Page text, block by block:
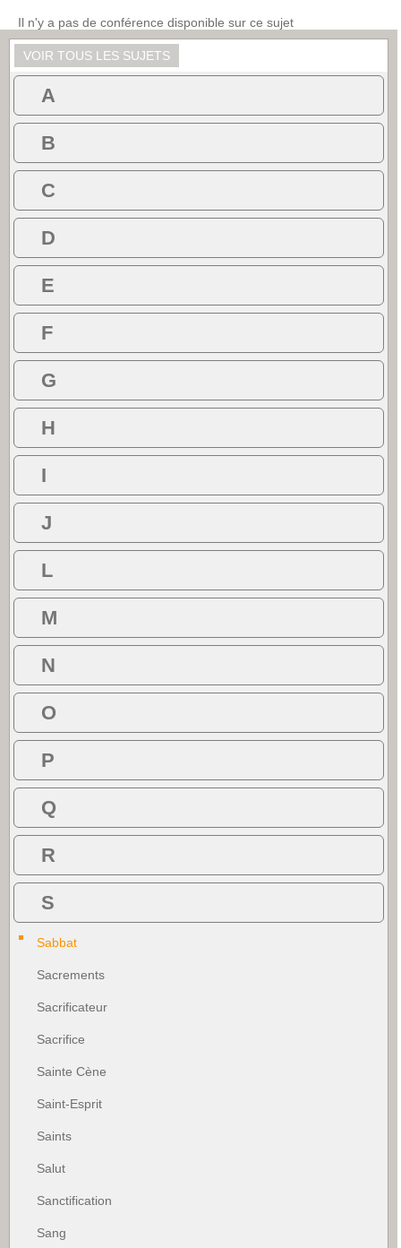
Il n'y a pas de conférence disponible sur ce sujet
VOIR TOUS LES SUJETS
A
B
C
D
E
F
G
H
I
J
L
M
N
O
P
Q
R
S
Sabbat
Sacrements
Sacrificateur
Sacrifice
Sainte Cène
Saint-Esprit
Saints
Salut
Sanctification
Sang